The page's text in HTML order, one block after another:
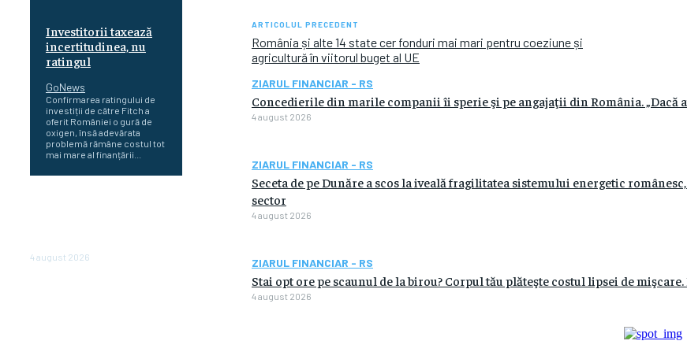
Investitorii taxează
incertitudinea, nu
ratingul
GoNews
Confirmarea ratingului de
investiții de către Fitch a
oferit României o gură de
oxigen, însă adevărata
problemă rămâne costul tot
mai mare al finanțării...
4 august 2026
ARTICOLUL PRECEDENT
România și alte 14 state cer fonduri mai mari pentru coeziune și
agricultură în viitorul buget al UE
ZIARUL FINANCIAR - RS
Concedierile din marile companii îi sperie şi pe angajaţii din România. „Dacă
4 august 2026
ZIARUL FINANCIAR - RS
Seceta de pe Dunăre a scos la iveală fragilitatea sistemului energetic
sector
4 august 2026
ZIARUL FINANCIAR - RS
Stai opt ore pe scaunul de la birou? Corpul tău plăteşte costul lipsei de
4 august 2026